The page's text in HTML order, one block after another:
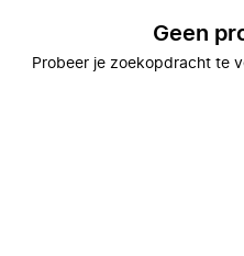
Geen
Probeer je zoekopdracht te